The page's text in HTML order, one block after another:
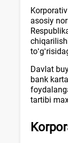
asosiy
Davlat
bank
tartibi